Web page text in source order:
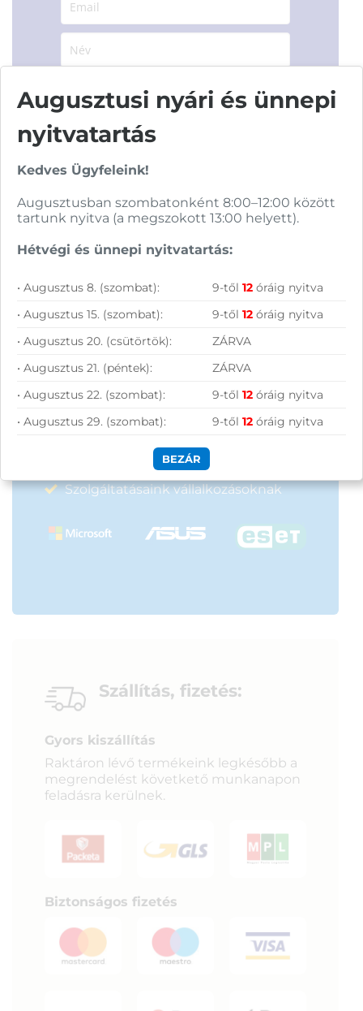
Hírlevelünkről bármikor leiratkozhatsz.
-ben található
adatkezelési tájékoztatót.
Vásárolj nálunk!
Nagy raktárkészlet
Garanciavállalás
Hűségprogram
50 000 Ft felett ingyenes szállítás
Szolgáltatásaink vállalkozásoknak
Szállítás, fizetés:
Gyors kiszállítás
Raktáron lévő termékeink legkésőbb a
megrendelést követkető munkanapon
feladásra kerülnek.
Biztonságos fizetés
Augusztusi nyári és ünnepi
nyitvatartás
Kedves Ügyfeleink!
Augusztusban szombatonként 8:00–12:00 között
tartunk nyitva (a megszokott 13:00 helyett).
Hétvégi és ünnepi nyitvatartás:
• Augusztus 8. (szombat): 9-től12 óráig nyitva
• Augusztus 15. (szombat):
9-től12 óráig nyitva
• Augusztus 20. (csütörtök):
ZÁRVA
• Augusztus 21. (péntek):
ZÁRVA
• Augusztus 22. (szombat):
9-től12 óráig nyitva
• Augusztus 29. (szombat):
9-től12 óráig nyitva
BEZÁR